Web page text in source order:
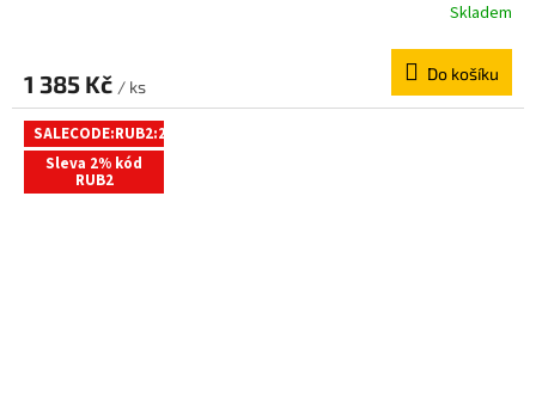
Skladem
1 385 Kč / ks
Do košíku
SALECODE:RUB2:2:%
Sleva 2% kód
RUB2